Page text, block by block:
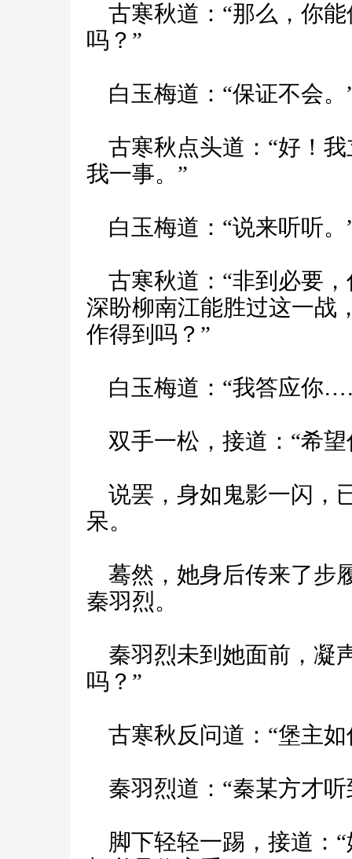
古寒秋道：“那么，你
吗？”
白玉梅道：“保证不会。
古寒秋点头道：“好！
我一事。”
白玉梅道：“说来听听。
古寒秋道：“非到必要
深盼柳南江能胜过这一战
作得到吗？”
白玉梅道：“我答应你
双手一松，接道：“希望
说罢，身如鬼影一闪，
呆。
蓦然，她身后传来了步
秦羽烈。
秦羽烈未到她面前，凝
吗？”
古寒秋反问道：“堡主如
秦羽烈道：“秦某方才
脚下轻轻一踢，接道：